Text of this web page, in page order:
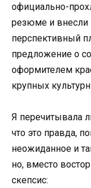
официально-
резюме и внесли
перспективный
предложение о
оформителем
крупных
Я перечитывала
что это правда,
неожиданное и
но, вместо
скепсис: